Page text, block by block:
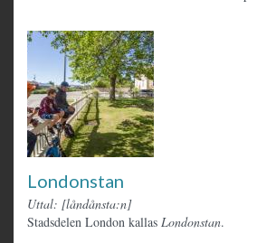
Londonstan
Uttal: [låndånsta:n]
Stadsdelen London kallas Londonstan.